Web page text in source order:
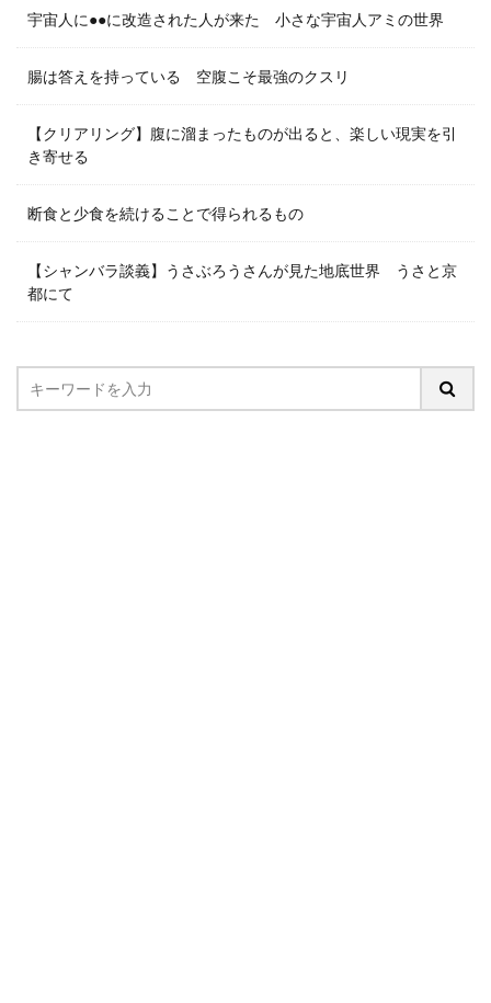
宇宙人に●●に改造された人が来た 小さな宇宙人アミの世界
腸は答えを持っている 空腹こそ最強のクスリ
【クリアリング】腹に溜まったものが出ると、楽しい現実を引
き寄せる
断食と少食を続けることで得られるもの
【シャンバラ談義】うさぶろうさんが見た地底世界 うさと京
都にて